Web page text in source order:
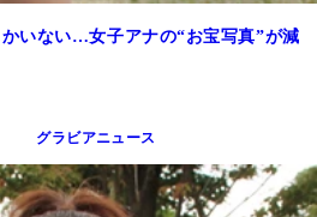
いない…女子アナの“お宝写真”が減
グラビアニュース